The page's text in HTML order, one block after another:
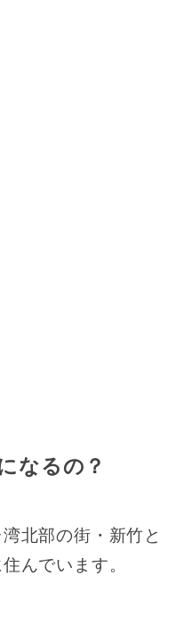
なるの？
北部の街・新竹と
んでいます。